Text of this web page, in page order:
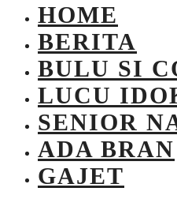
HOME
BERITA
BULU SI
LUCU
SENIOR
ADA BRAN
GAJET